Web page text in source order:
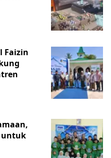
Faizin
untuk